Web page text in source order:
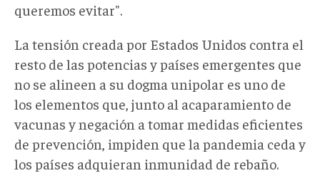
queremos evitar".
La tensión creada por Estados Unidos contra el
resto de las potencias y países emergentes que
no se alineen a su dogma unipolar es uno de
los elementos que, junto al acaparamiento de
vacunas y negación a tomar medidas eficientes
de prevención, impiden que la pandemia ceda y
los países adquieran inmunidad de rebaño.